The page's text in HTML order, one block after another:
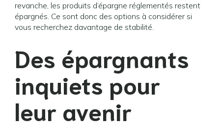
revanche, les produits d’épargne réglementés restent
épargnés. Ce sont donc des options à considérer si
vous recherchez davantage de stabilité.
Des épargnants
inquiets pour
leur avenir